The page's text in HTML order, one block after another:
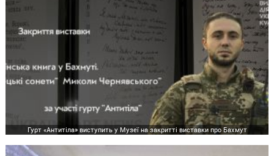
Гурт «Антитіла» виступить у Музеї на закритті виставки про Бахмут